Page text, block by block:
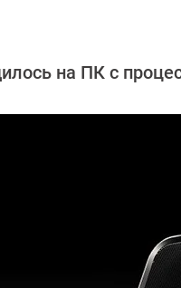
на ПК с